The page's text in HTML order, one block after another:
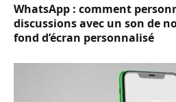
WhatsApp : comment
discussions avec un son de
fond d’écran personnalisé